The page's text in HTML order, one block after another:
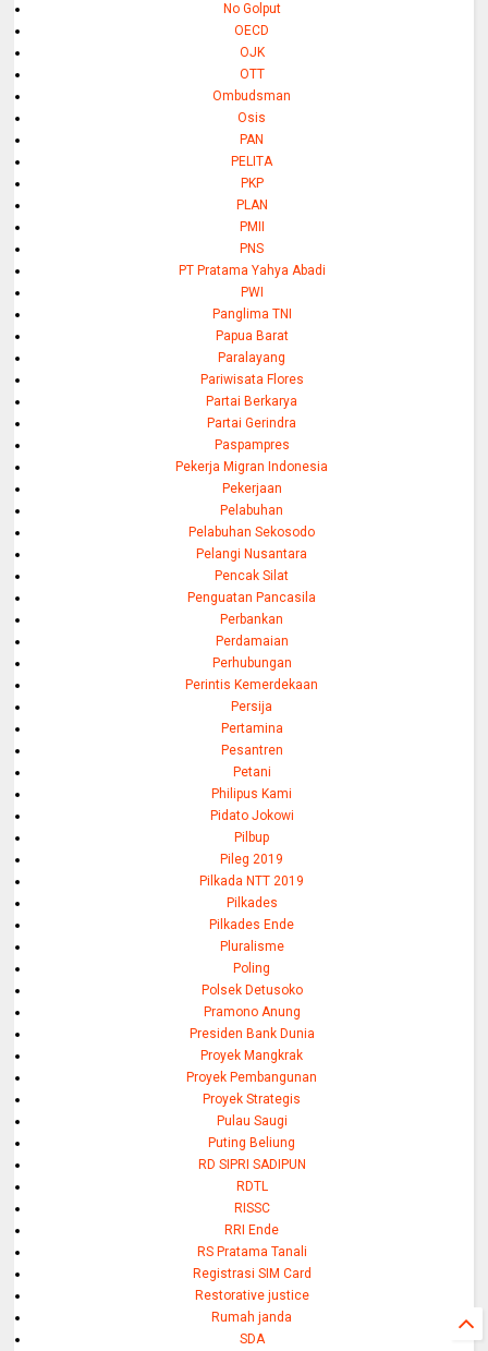
No Golput
OECD
OJK
OTT
Ombudsman
Osis
PAN
PELITA
PKP
PLAN
PMII
PNS
PT Pratama Yahya Abadi
PWI
Panglima TNI
Papua Barat
Paralayang
Pariwisata Flores
Partai Berkarya
Partai Gerindra
Paspampres
Pekerja Migran Indonesia
Pekerjaan
Pelabuhan
Pelabuhan Sekosodo
Pelangi Nusantara
Pencak Silat
Penguatan Pancasila
Perbankan
Perdamaian
Perhubungan
Perintis Kemerdekaan
Persija
Pertamina
Pesantren
Petani
Philipus Kami
Pidato Jokowi
Pilbup
Pileg 2019
Pilkada NTT 2019
Pilkades
Pilkades Ende
Pluralisme
Poling
Polsek Detusoko
Pramono Anung
Presiden Bank Dunia
Proyek Mangkrak
Proyek Pembangunan
Proyek Strategis
Pulau Saugi
Puting Beliung
RD SIPRI SADIPUN
RDTL
RISSC
RRI Ende
RS Pratama Tanali
Registrasi SIM Card
Restorative justice
Rumah janda
SDA